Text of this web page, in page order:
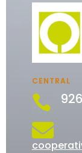
CENTRAL

